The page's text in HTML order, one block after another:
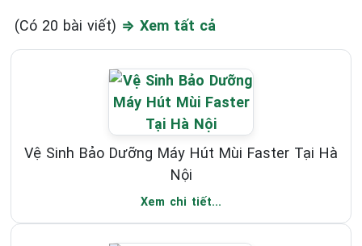
(Có 20 bài viết) ⇒ Xem tất cả
Vệ Sinh Bảo Dưỡng Máy Hút Mùi Faster Tại Hà
Nội
Xem chi tiết...